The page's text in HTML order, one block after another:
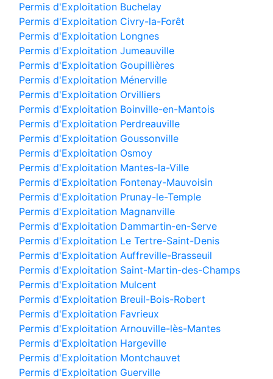
Permis d'Exploitation Buchelay
Permis d'Exploitation Civry-la-Forêt
Permis d'Exploitation Longnes
Permis d'Exploitation Jumeauville
Permis d'Exploitation Goupillières
Permis d'Exploitation Ménerville
Permis d'Exploitation Orvilliers
Permis d'Exploitation Boinville-en-Mantois
Permis d'Exploitation Perdreauville
Permis d'Exploitation Goussonville
Permis d'Exploitation Osmoy
Permis d'Exploitation Mantes-la-Ville
Permis d'Exploitation Fontenay-Mauvoisin
Permis d'Exploitation Prunay-le-Temple
Permis d'Exploitation Magnanville
Permis d'Exploitation Dammartin-en-Serve
Permis d'Exploitation Le Tertre-Saint-Denis
Permis d'Exploitation Auffreville-Brasseuil
Permis d'Exploitation Saint-Martin-des-Champs
Permis d'Exploitation Mulcent
Permis d'Exploitation Breuil-Bois-Robert
Permis d'Exploitation Favrieux
Permis d'Exploitation Arnouville-lès-Mantes
Permis d'Exploitation Hargeville
Permis d'Exploitation Montchauvet
Permis d'Exploitation Guerville